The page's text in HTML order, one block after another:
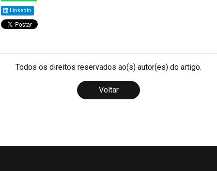
Linkedin
Todos os direitos reservados ao(s) autor(es) do artigo.
Voltar